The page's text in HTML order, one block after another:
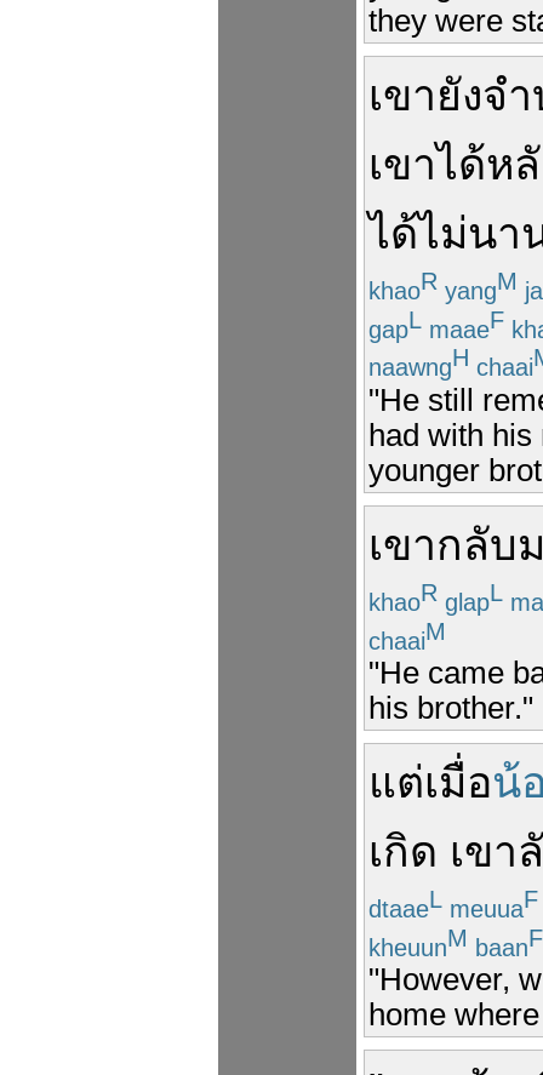
they were
เขายังจำ
เขาได้ห
ได้ไม่นา
khaoR yangM
gapL maaeF
naawngH chaai
"He still
had with his
younger
เขากลับ
khaoR glapL
chaaiM
"He came
his brother."
แต่เมื่อน้
เกิด เขา
dtaaeL meuuaF
kheuunM baanF
"However,
home